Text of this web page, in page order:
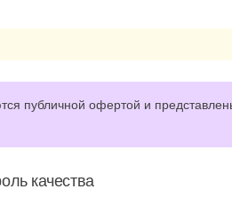
публичной офертой и
качества